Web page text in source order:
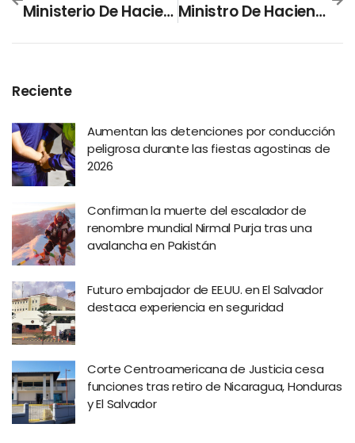
Ministerio De Hacienda Informa Que Continúan Con La Verificación De Negocios Ministro De Hacienda Expone Financiamiento De La Fase Tres Del Plan Control Territorial
Reciente
Aumentan las detenciones por conducción
peligrosa durante las fiestas agostinas de
2026
Confirman la muerte del escalador de
renombre mundial Nirmal Purja tras una
avalancha en Pakistán
Futuro embajador de EE.UU. en El Salvador
destaca experiencia en seguridad
Corte Centroamericana de Justicia cesa
funciones tras retiro de Nicaragua, Honduras
y El Salvador